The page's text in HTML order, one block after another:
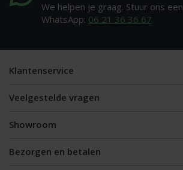
We helpen je graag. Stuur ons een
WhatsApp: 06 21 36 36 67
Klantenservice
Veelgestelde vragen
Showroom
Bezorgen en betalen